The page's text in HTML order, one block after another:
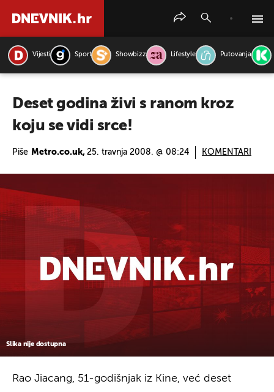
Vijesti Sport Showbizz Lifestyle Putovanja
Deset godina živi s ranom kroz
koju se vidi srce!
Piše Metro.co.uk, 25. travnja 2008. @ 08:24 KOMENTARI
Slika nije dostupna
Rao Jiacang, 51-godišnjak iz Kine, već deset
PRETRAŽITE VIJESTI